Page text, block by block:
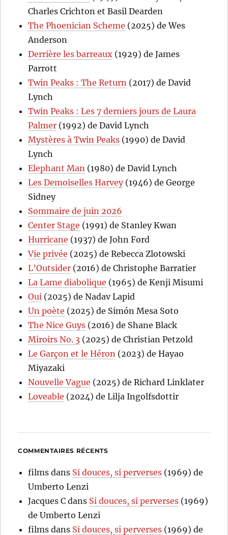
Charles Crichton et Basil Dearden
The Phoenician Scheme (2025) de Wes
Anderson
Derrière les barreaux (1929) de James
Parrott
Twin Peaks : The Return (2017) de David
Lynch
Twin Peaks : Les 7 derniers jours de Laura
Palmer (1992) de David Lynch
Mystères à Twin Peaks (1990) de David
Lynch
Elephant Man (1980) de David Lynch
Les Demoiselles Harvey(1946) de George
Sidney
Sommaire de juin 2026
Center Stage (1991) de Stanley Kwan
Hurricane (1937) de John Ford
Vie privée (2025) de Rebecca Zlotowski
L’Outsider (2016) de Christophe Barratier
La Lame diabolique (1965) de Kenji Misumi
Oui (2025) de Nadav Lapid
Un poète (2025) de Simón Mesa Soto
The Nice Guys (2016) de Shane Black
Miroirs No. 3 (2025) de Christian Petzold
Le Garçon et le Héron (2023) de Hayao
Miyazaki
Nouvelle Vague (2025) de Richard Linklater
Loveable (2024) de Lilja Ingolfsdottir
COMMENTAIRES RÉCENTS
films dans Si douces, si perverses (1969) de
Umberto Lenzi
Jacques C dans Si douces, si perverses (1969)
de Umberto Lenzi
films dans Si douces, si perverses (1969) de